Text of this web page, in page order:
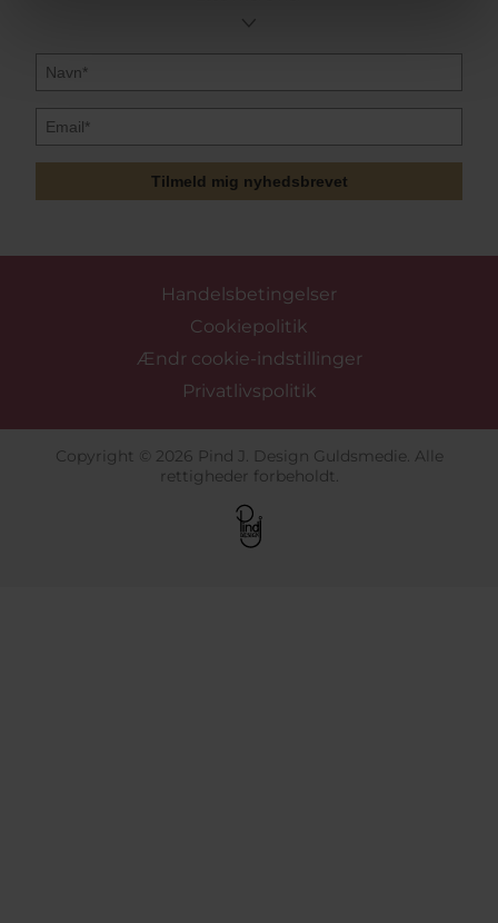
Tilmeld mig nyhedsbrevet
Handelsbetingelser
Cookiepolitik
Ændr cookie-indstillinger
Privatlivspolitik
Copyright © 2026 Pind J. Design Guldsmedie. Alle
rettigheder forbeholdt.